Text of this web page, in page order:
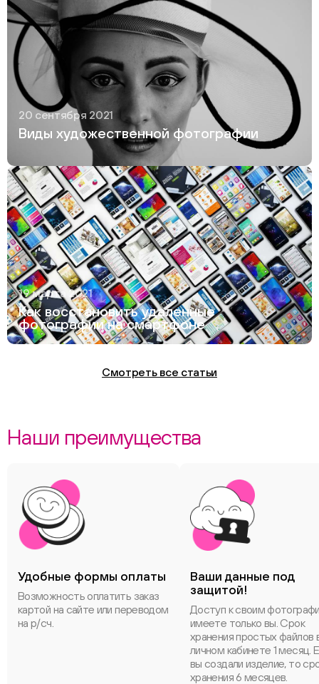
20 сентября 2021
Виды художественной фотографии
19 марта 2021
Как восстановить удаленные
фотографии на смартфоне
Смотреть все статьи
Наши преимущества
Удобные формы оплаты
Возможность оплатить заказ
картой на сайте или переводом
на р/сч.
Ваши данные под
защитой!
Доступ к своим
имеете только вы. Срок
хранения простых файлов
личном кабинете 1 месяц.
вы создали изделие, то
хранения 6 месяцев.